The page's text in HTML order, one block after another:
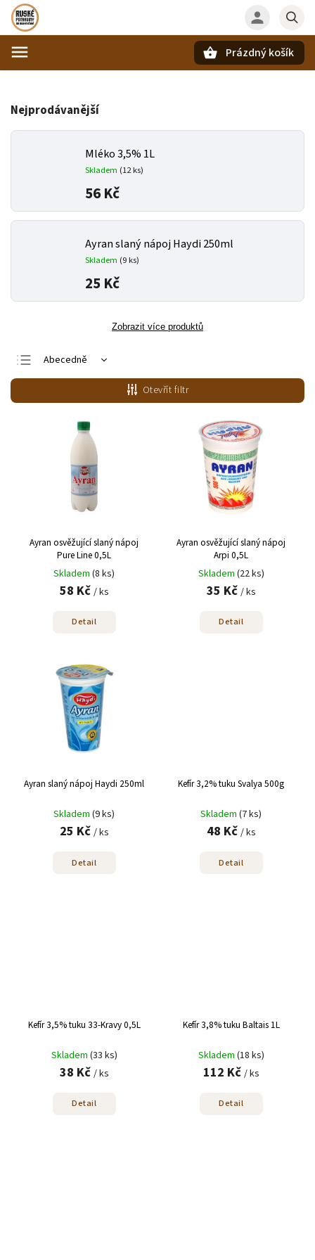
Prázdný košík
Nejprodávanější
Mléko 3,5% 1L
Skladem (12 ks)
56 Kč
Ayran slaný nápoj Haydi 250ml
Skladem (9 ks)
25 Kč
Zobrazit více produktů
Abecedně
Nejlevnější
Nejdražší
Nejprodávanější
Otevřít filtr
Ayran osvěžující slaný nápoj
Pure Line 0,5L
Skladem (8 ks)
58 Kč / ks
Detail
Ayran osvěžující slaný nápoj
Arpi 0,5L
Skladem (22 ks)
35 Kč / ks
Detail
Ayran slaný nápoj Haydi 250ml
Skladem (9 ks)
25 Kč / ks
Detail
Kefír 3,2% tuku Svalya 500g
Skladem (7 ks)
48 Kč / ks
Detail
Kefír 3,5% tuku 33-Kravy 0,5L
Skladem (33 ks)
38 Kč / ks
Detail
Kefír 3,8% tuku Baltais 1L
Skladem (18 ks)
112 Kč / ks
Detail